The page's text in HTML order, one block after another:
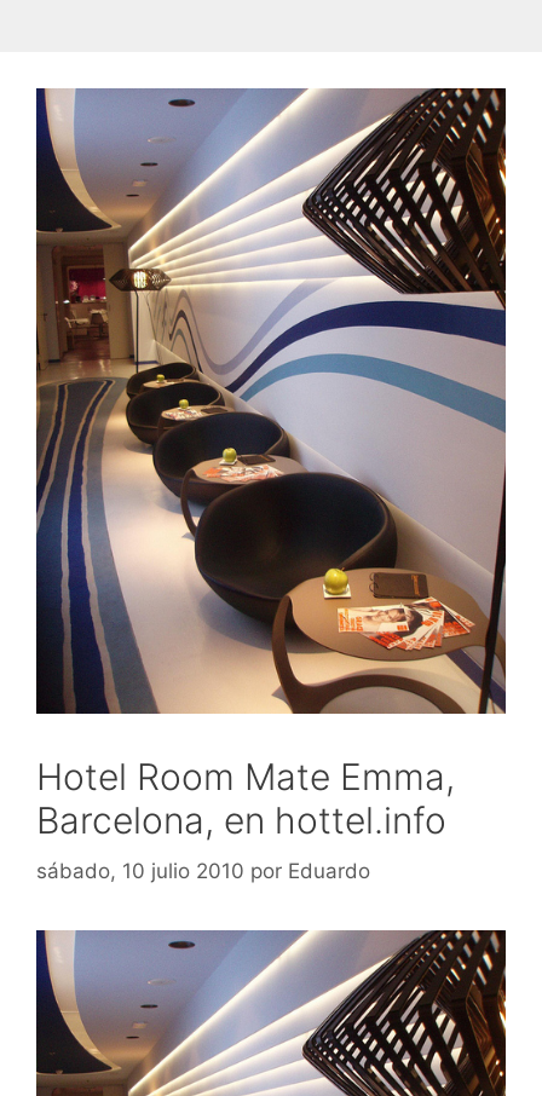
Hotel Room Mate Emma,
Barcelona, en hottel.info
sábado, 10 julio 2010 por Eduardo